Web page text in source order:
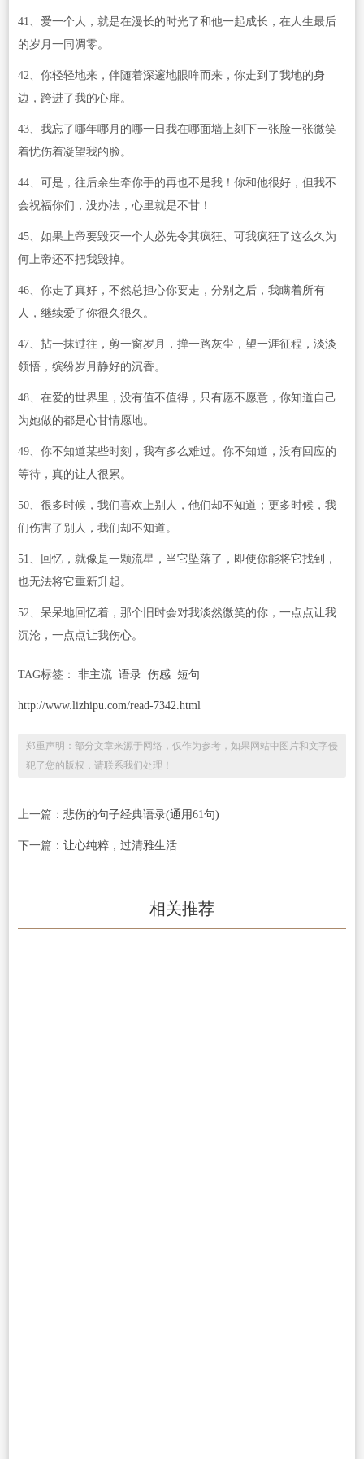
41、爱一个人，就是在漫长的时光了和他一起成长，在人生最后
的岁月一同凋零。
42、你轻轻地来，伴随着深邃地眼哞而来，你走到了我地的身
边，跨进了我的心扉。
43、我忘了哪年哪月的哪一日我在哪面墙上刻下一张脸一张微笑
着忧伤着凝望我的脸。
44、可是，往后余生牵你手的再也不是我！你和他很好，但我不
会祝福你们，没办法，心里就是不甘！
45、如果上帝要毁灭一个人必先令其疯狂、可我疯狂了这么久为
何上帝还不把我毁掉。
46、你走了真好，不然总担心你要走，分别之后，我瞒着所有
人，继续爱了你很久很久。
47、拈一抹过往，剪一窗岁月，掸一路灰尘，望一涯征程，淡淡
领悟，缤纷岁月静好的沉香。
48、在爱的世界里，没有值不值得，只有愿不愿意，你知道自己
为她做的都是心甘情愿地。
49、你不知道某些时刻，我有多么难过。你不知道，没有回应的
等待，真的让人很累。
50、很多时候，我们喜欢上别人，他们却不知道；更多时候，我
们伤害了别人，我们却不知道。
51、回忆，就像是一颗流星，当它坠落了，即使你能将它找到，
也无法将它重新升起。
52、呆呆地回忆着，那个旧时会对我淡然微笑的你，一点点让我
沉沦，一点点让我伤心。
TAG标签： 非主流 语录 伤感 短句
http://www.lizhipu.com/read-7342.html
郑重声明：部分文章来源于网络，仅作为参考，如果网站中图片和文字侵
犯了您的版权，请联系我们处理！
上一篇： 悲伤的句子经典语录(通用61句)
下一篇： 让心纯粹，过清雅生活
相关推荐